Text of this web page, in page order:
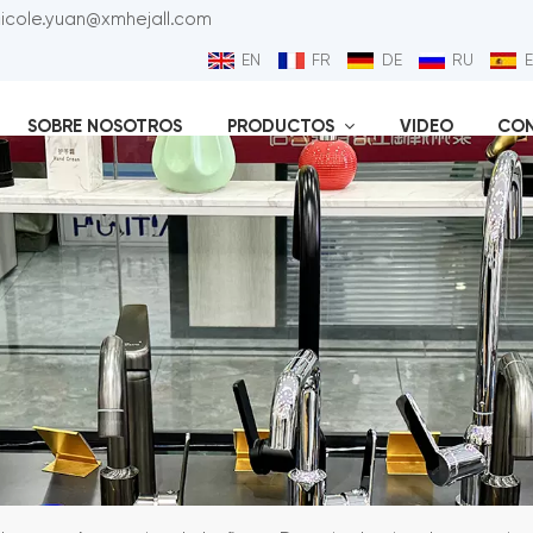
EN FR DE RU
SOBRE NOSOTROS PRODUCTOS VIDEO